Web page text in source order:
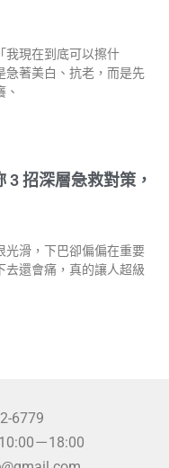
我現在到底可以擦什
急著美白、抗老，而是先
3 招深層急救對策，
光滑，下巴卻偏偏在重要
去還會痛，真的讓人超級
6779
－18:00